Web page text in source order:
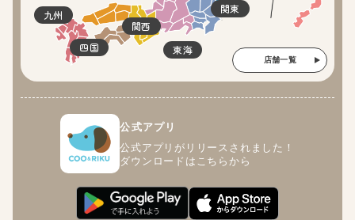
関東
東海
関西
四国
九州
店舗一覧
公式アプリ
公式アプリがリリースされました！
ダウンロードはこちらから